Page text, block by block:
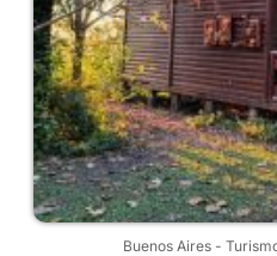
Buenos Aires -